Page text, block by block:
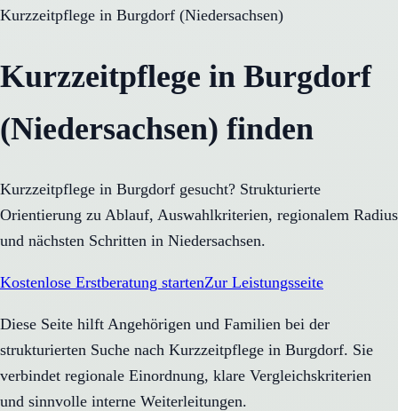
Kurzzeitpflege in Burgdorf (Niedersachsen)
Kurzzeitpflege in Burgdorf
(Niedersachsen) finden
Kurzzeitpflege in Burgdorf gesucht? Strukturierte
Orientierung zu Ablauf, Auswahlkriterien, regionalem Radius
und nächsten Schritten in Niedersachsen.
Kostenlose Erstberatung startenZur Leistungsseite
Diese Seite hilft Angehörigen und Familien bei der
strukturierten Suche nach Kurzzeitpflege in Burgdorf. Sie
verbindet regionale Einordnung, klare Vergleichskriterien
und sinnvolle interne Weiterleitungen.